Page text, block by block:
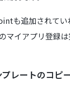
も追加されてい
マイアプリ登録は
レートのコピ